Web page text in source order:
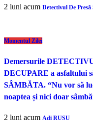
2 luni acum Detectivul De Presă
Momentul Zilei
Demersurile
DECUPARE a asfaltului
SÂMBĂTA. “Nu vor să
noaptea și nici doar
2 luni acum Adi RUSU